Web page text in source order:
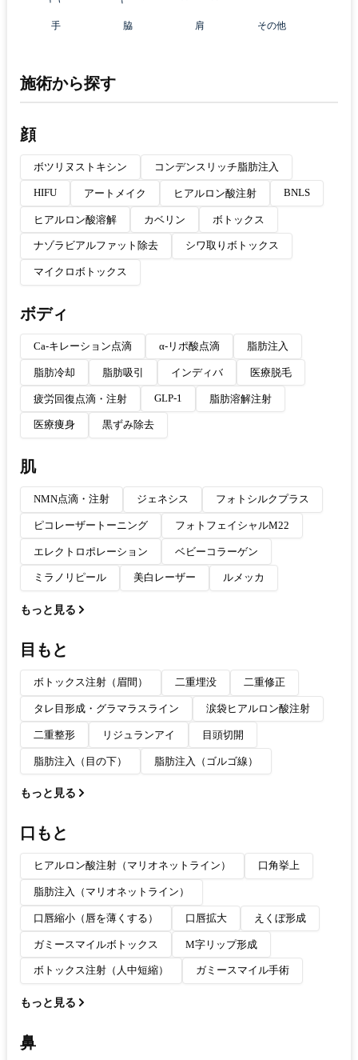
手 脇 肩 その他
施術から探す
顔
ボツリヌストキシン コンデンスリッチ脂肪注入
HIFU アートメイク ヒアルロン酸注射 BNLS
ヒアルロン酸溶解 カベリン ボトックス
ナゾラビアルファット除去 シワ取りボトックス
マイクロボトックス
ボディ
Ca-キレーション点滴 α-リポ酸点滴 脂肪注入
脂肪冷却 脂肪吸引 インディバ 医療脱毛
疲労回復点滴・注射 GLP-1 脂肪溶解注射
医療痩身 黒ずみ除去
肌
NMN点滴・注射 ジェネシス フォトシルクプラス
ピコレーザートーニング フォトフェイシャルM22
エレクトロポレーション ベビーコラーゲン
ミラノリピール 美白レーザー ルメッカ
もっと見る
目もと
ボトックス注射（眉間） 二重埋没 二重修正
タレ目形成・グラマラスライン 涙袋ヒアルロン酸注射
二重整形 リジュランアイ 目頭切開
脂肪注入（目の下） 脂肪注入（ゴルゴ線）
もっと見る
口もと
ヒアルロン酸注射（マリオネットライン） 口角挙上
脂肪注入（マリオネットライン）
口唇縮小（唇を薄くする） 口唇拡大 えくぼ形成
ガミースマイルボトックス M字リップ形成
ボトックス注射（人中短縮） ガミースマイル手術
もっと見る
鼻